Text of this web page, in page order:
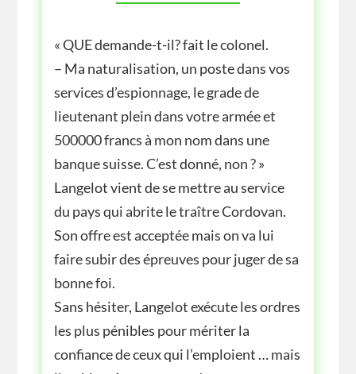
« QUE demande-t-il? fait le colonel.
– Ma naturalisation, un poste dans vos
services d’espionnage, le grade de
lieutenant plein dans votre armée et
500000 francs à mon nom dans une
banque suisse. C’est donné, non ? »
Langelot vient de se mettre au service
du pays qui abrite le traître Cordovan.
Son offre est acceptée mais on va lui
faire subir des épreuves pour juger de sa
bonne foi.
Sans hésiter, Langelot exécute les ordres
les plus pénibles pour mériter la
confiance de ceux qui l’emploient … mais